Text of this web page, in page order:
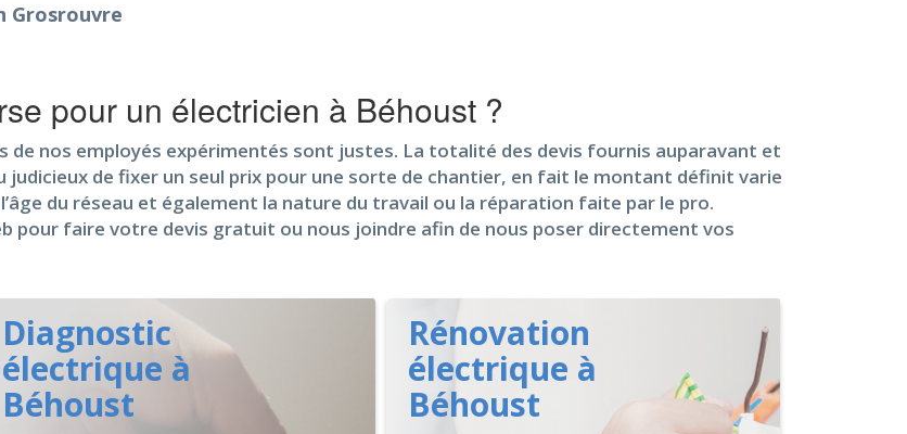
Grosrouvre
pour un électricien à Béhoust ?
nos employés expérimentés sont justes. La totalité des devis fournis auparavant et
de fixer un seul prix pour une sorte de chantier, en fait le montant définit varie
du réseau et également la nature du travail ou la réparation faite par le pro.
pour faire votre devis gratuit ou nous joindre afin de nous poser directement vos
Diagnostic
électrique à
Béhoust
Rénovation
électrique à
Béhoust